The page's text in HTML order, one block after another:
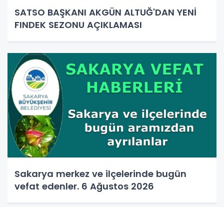
SATSO BAŞKANI AKGÜN ALTUĞ'DAN YENİ
FINDEK SEZONU AÇIKLAMASI
Sakarya merkez ve ilçelerinde bugün
vefat edenler. 6 Ağustos 2026